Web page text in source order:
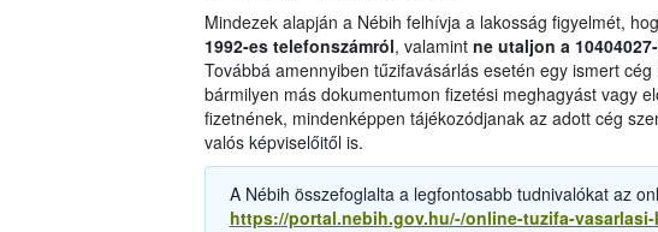
Mindezek alapján a Nébih felhívja a lakosság figyelmét,
1992-es telefonszámról, valamint ne utaljon a
Továbbá amennyiben tűzifavásárlás esetén egy ismert
bármilyen más dokumentumon fizetési meghagyást vagy
fizetnének, mindenképpen tájékozódjanak az adott cég
valós képviselőitől is.
A Nébih összefoglalta a legfontosabb tudnivalókat az
https://portal.nebih.gov.hu/-/online-tuzifa-